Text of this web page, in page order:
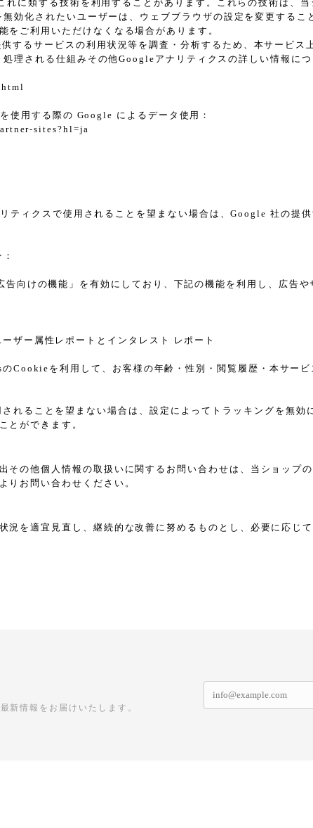
れに類する技術を利用することがあります。これらの技術は、
効化されたいユーザーは、ウェブブラウザの設定を変更する
をご利用いただけなくなる場合があります。
供するサービスの利用状況等を調査・分析するため、本サービ
理される仕組みその他Googleアナリティクスの詳しい情報に
使用する際の Google によるデータ使用：
sites?hl=ja
ティクスで使用されることを望まない場合は、Google 社の提
向けの機能」を有効にしており、下記の機能を利用し、広告
ザー属性レポートとインタレスト レポート
Cookieを利用して、お客様の年齢・性別・閲覧履歴・本サー
れることを望まない場合は、設定によってトラッキングを無
とができます。
その他個人情報の取扱いに関するお問い合わせは、当ショップ
りお問い合わせください。
況を適宜見直し、継続的な改善に努めるものとし、必要に応じ
新情報をお届けいたします。